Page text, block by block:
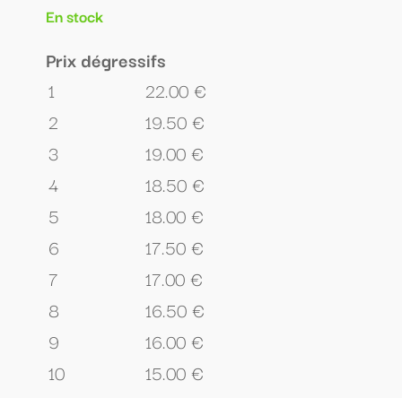
En stock
Prix dégressifs
1
22.00 €
2
19.50 €
3
19.00 €
4
18.50 €
5
18.00 €
6
17.50 €
7
17.00 €
8
16.50 €
9
16.00 €
10
15.00 €